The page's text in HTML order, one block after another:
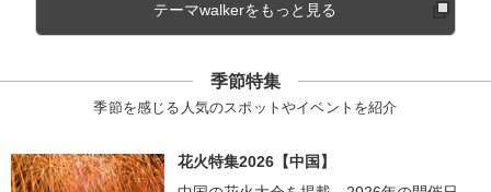
テーマwalkerをもっと見る
季節特集
季節を感じる人気のスポットやイベントを紹介
花火特集2026【中国】